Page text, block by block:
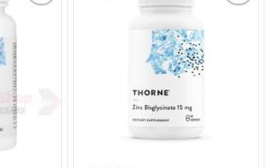
Вишлист
Добавить
Вишлист